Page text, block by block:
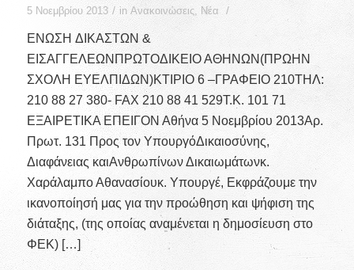
5 Νοεμβρίου 2013 / in Ανακοινώσεις, Νέα /
ΕΝΩΣΗ ΔΙΚΑΣΤΩΝ &
ΕΙΣΑΓΓΕΛΕΩΝΠΡΩΤΟΔΙΚΕΙΟ ΑΘΗΝΩΝ(ΠΡΩΗΝ
ΣΧΟΛΗ ΕΥΕΛΠΙΔΩΝ)ΚΤΙΡΙΟ 6 –ΓΡΑΦΕΙΟ 210ΤΗΛ:
210 88 27 380- FAX 210 88 41 529Τ.Κ. 101 71
ΕΞΑΙΡΕΤΙΚΑ ΕΠΕΙΓΟΝ Αθήνα 5 Nοεμβρίου 2013Αρ.
Πρωτ. 131 Προς τον ΥπουργόΔικαιοσύνης,
Διαφάνειας καιΑνθρωπίνων Δικαιωμάτωνκ.
Χαράλαμπο Αθανασίουκ. Υπουργέ, Εκφράζουμε την
ικανοποίησή μας για την προώθηση και ψήφιση της
διάταξης, (της οποίας αναμένεται η δημοσίευση στο
ΦΕΚ) […]